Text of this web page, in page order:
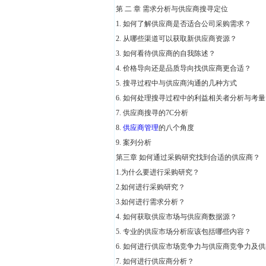
第 二 章 需求分析与供应商搜寻定位
1. 如何了解供应商是否适合公司采购需求？
2. 从哪些渠道可以获取新供应商资源？
3. 如何看待供应商的自我陈述？
4. 价格导向还是品质导向找供应商更合适？
5. 搜寻过程中与供应商沟通的几种方式
6. 如何处理搜寻过程中的利益相关者分析与考量
7. 供应商搜寻的7C分析
8. 供应商管理的八个角度
9. 案列分析
第三章 如何通过采购研究找到合适的供应商？
1.为什么要进行采购研究？
2.如何进行采购研究？
3.如何进行需求分析？
4. 如何获取供应市场与供应商数据源？
5. 专业的供应市场分析应该包括哪些内容？
6. 如何进行供应市场竞争力与供应商竞争力及
7. 如何进行供应商分析？